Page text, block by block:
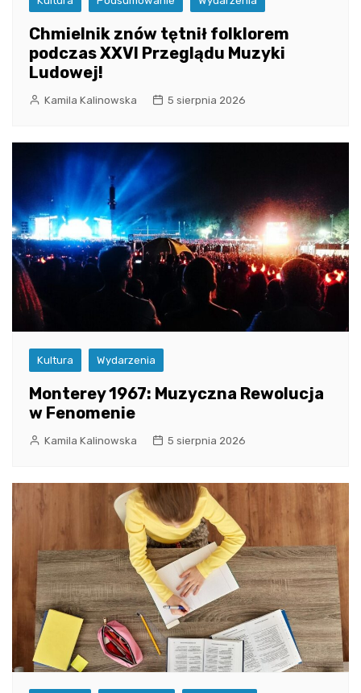
Chmielnik znów tętnił folklorem
podczas XXVI Przeglądu Muzyki
Ludowej!
Kamila Kalinowska 5 sierpnia 2026
Kultura Wydarzenia
Monterey 1967: Muzyczna Rewolucja
w Fenomenie
Kamila Kalinowska 5 sierpnia 2026